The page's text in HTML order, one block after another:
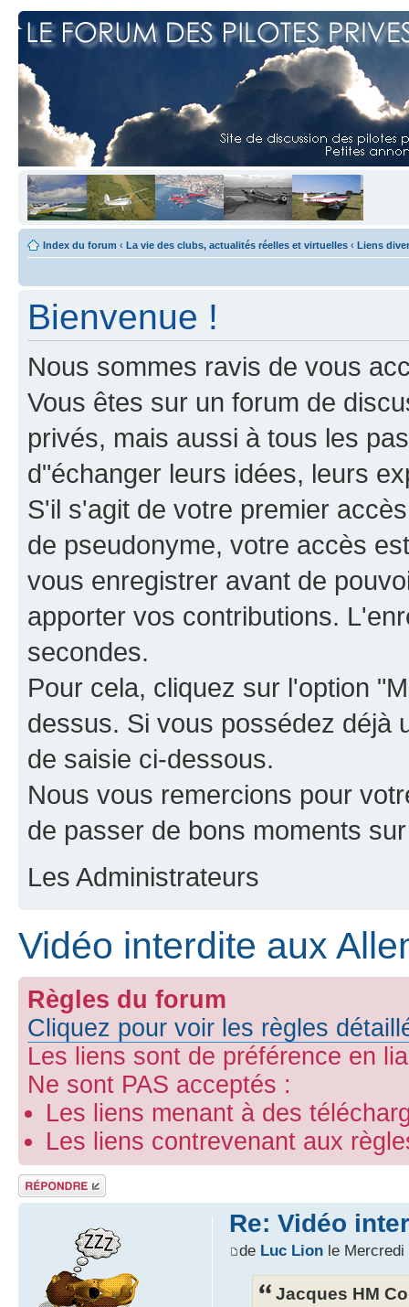
Index du forum ‹ La vie des clubs, actualités réelles et virtuelles ‹ Liens
Bienvenue !
Nous sommes ravis de vous
Vous êtes sur un forum de
privés, mais aussi à tous les
d"échanger leurs idées, leurs
S'il s'agit de votre premier
de pseudonyme, votre accès
vous enregistrer avant de
apporter vos contributions.
secondes.
Pour cela, cliquez sur l'option
dessus. Si vous possédez déjà
de saisie ci-dessous.
Nous vous remercions pour
de passer de bons moments
Les Administrateurs
Vidéo interdite aux
Règles du forum
Cliquez pour voir les règles
Les liens sont de préférence en
Ne sont PAS acceptés :
Les liens menant à des
Les liens contrevenant aux
Répondre
Re: Vidéo
de Luc Lionle Mercredi
Jacques HM